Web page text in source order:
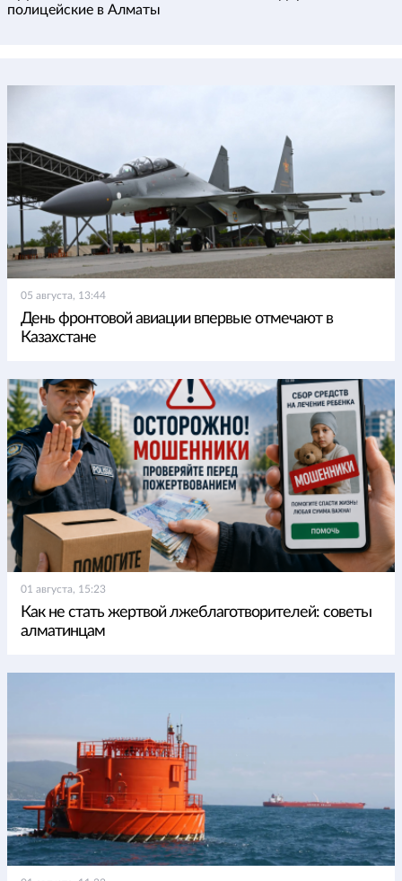
полицейские в Алматы
05 августа, 13:44
День фронтовой авиации впервые отмечают в
Казахстане
01 августа, 15:23
Как не стать жертвой лжеблаготворителей: советы
алматинцам